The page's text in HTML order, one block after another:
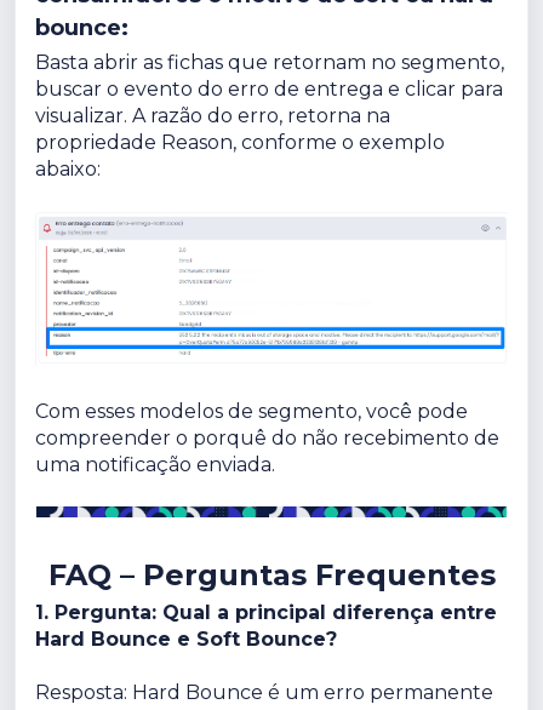
bounce:
Basta abrir as fichas que retornam no segmento,
buscar o evento do erro de entrega e clicar para
visualizar. A razão do erro, retorna na
propriedade Reason, conforme o exemplo
abaixo:
Com esses modelos de segmento, você pode
compreender o porquê do não recebimento de
uma notificação enviada.
FAQ – Perguntas Frequentes
1. Pergunta: Qual a principal diferença entre
Hard Bounce e Soft Bounce?
Resposta: Hard Bounce é um erro permanente